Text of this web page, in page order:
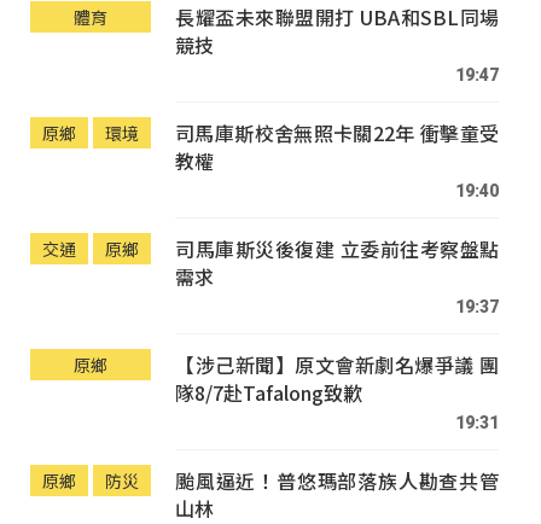
體育
長耀盃未來聯盟開打 UBA和SBL同場
競技
19:47
原鄉 環境
司馬庫斯校舍無照卡關22年 衝擊童受
教權
19:40
交通 原鄉
司馬庫斯災後復建 立委前往考察盤點
需求
19:37
原鄉
【涉己新聞】原文會新劇名爆爭議 團
隊8/7赴Tafalong致歉
19:31
原鄉 防災
颱風逼近！普悠瑪部落族人勘查共管
山林